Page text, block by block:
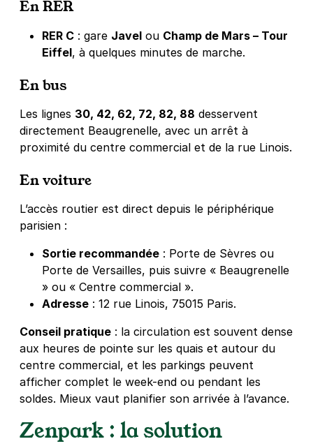
En RER
RER C : gare Javel ou Champ de Mars – Tour
Eiffel, à quelques minutes de marche.
En bus
Les lignes 30, 42, 62, 72, 82, 88 desservent
directement Beaugrenelle, avec un arrêt à
proximité du centre commercial et de la rue Linois.
En voiture
L’accès routier est direct depuis le périphérique
parisien :
Sortie recommandée : Porte de Sèvres ou
Porte de Versailles, puis suivre « Beaugrenelle
» ou « Centre commercial ».
Adresse : 12 rue Linois, 75015 Paris.
Conseil pratique : la circulation est souvent dense
aux heures de pointe sur les quais et autour du
centre commercial, et les parkings peuvent
afficher complet le week-end ou pendant les
soldes. Mieux vaut planifier son arrivée à l’avance.
Zenpark : la solution